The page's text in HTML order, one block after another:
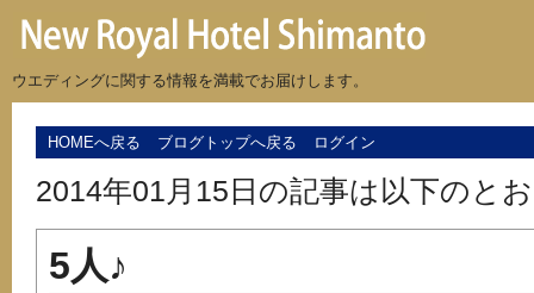
ウエディングに関する情報を満載でお届けします。
HOMEへ戻る ブログトップへ戻る ログイン
2014年01月15日の記事は以下のと
5人♪